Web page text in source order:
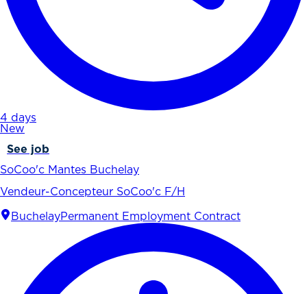
4 days
New
See job
SoCoo'c Mantes Buchelay
Vendeur-Concepteur SoCoo'c F/H
BuchelayPermanent Employment Contract